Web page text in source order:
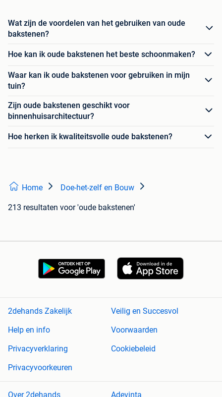
Wat zijn de voordelen van het gebruiken van oude
bakstenen?
Hoe kan ik oude bakstenen het beste schoonmaken?
Waar kan ik oude bakstenen voor gebruiken in mijn
tuin?
Zijn oude bakstenen geschikt voor
binnenhuisarchitectuur?
Hoe herken ik kwaliteitsvolle oude bakstenen?
Home Doe-het-zelf en Bouw
213 resultaten voor 'oude bakstenen'
2dehands Zakelijk
Veilig en Succesvol
Help en info
Voorwaarden
Privacyverklaring
Cookiebeleid
Privacyvoorkeuren
Over 2dehands Adevinta